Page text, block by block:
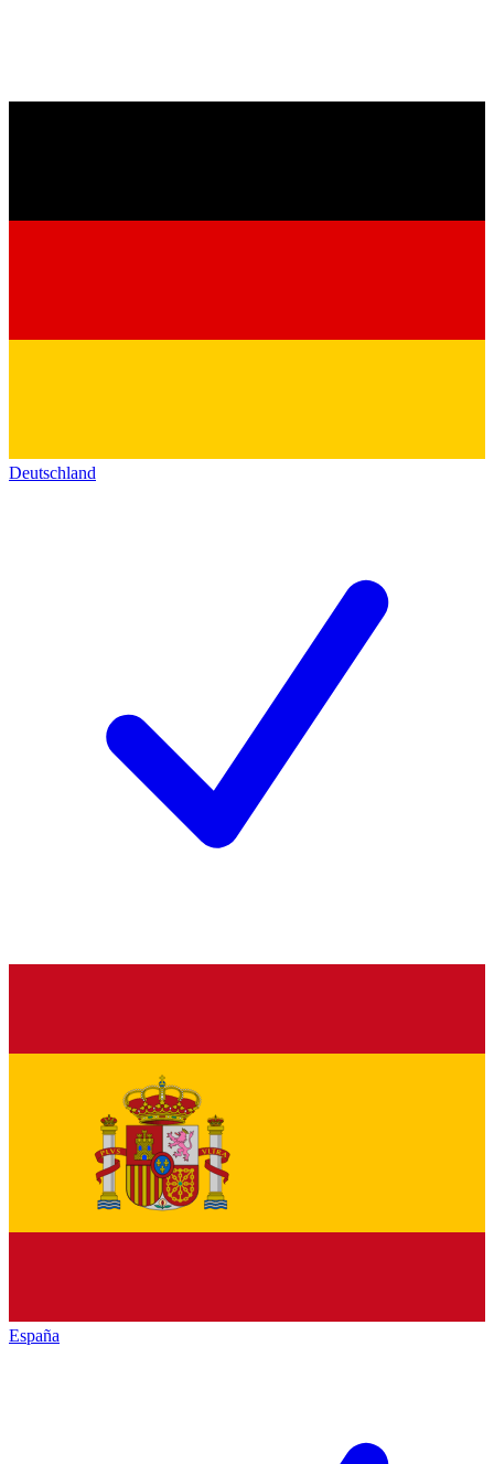
Deutschland
España